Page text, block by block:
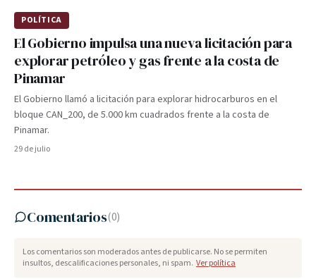
POLÍTICA
El Gobierno impulsa una nueva licitación para
explorar petróleo y gas frente a la costa de
Pinamar
El Gobierno llamó a licitación para explorar hidrocarburos en el
bloque CAN_200, de 5.000 km cuadrados frente a la costa de
Pinamar.
29 de julio
Comentarios(0)
Los comentarios son moderados antes de publicarse. No se permiten
insultos, descalificaciones personales, ni spam. Ver política